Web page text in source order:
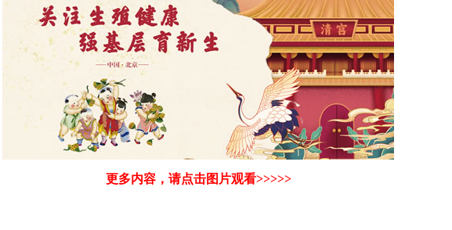
更多内容，请点击图片观看>>>>>